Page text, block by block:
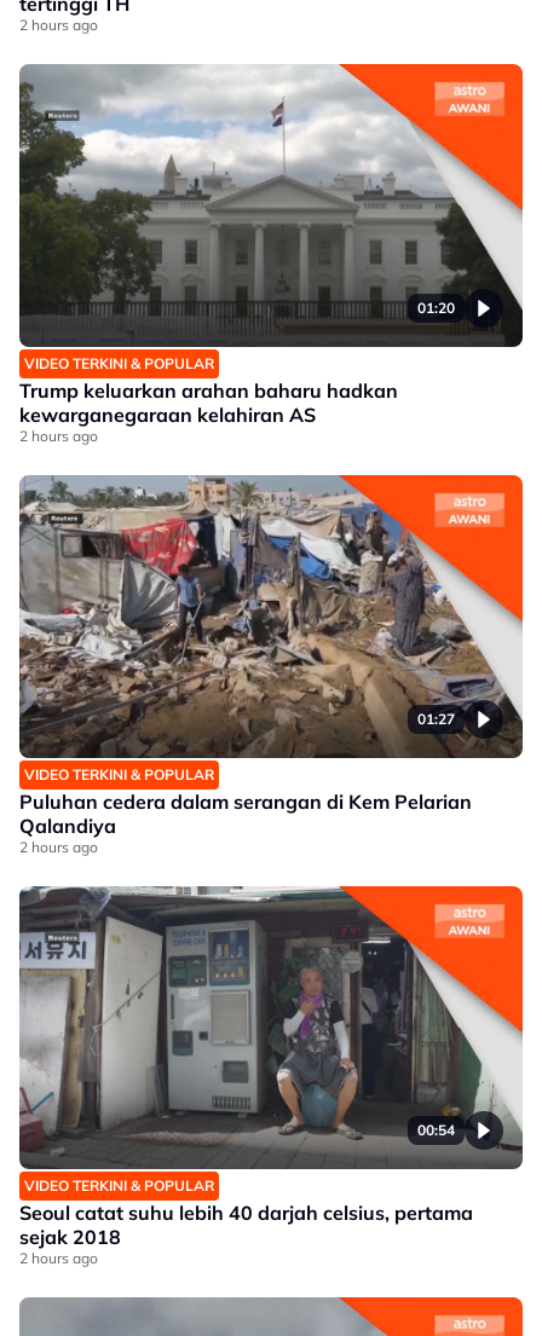
2 hours ago
01:20
VIDEO TERKINI & POPULAR
Trump keluarkan arahan baharu hadkan
kewarganegaraan kelahiran AS
2 hours ago
01:27
VIDEO TERKINI & POPULAR
Puluhan cedera dalam serangan di Kem Pelarian
Qalandiya
2 hours ago
00:54
VIDEO TERKINI & POPULAR
Seoul catat suhu lebih 40 darjah celsius, pertama
sejak 2018
2 hours ago